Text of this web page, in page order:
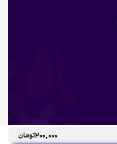
200,000تومان